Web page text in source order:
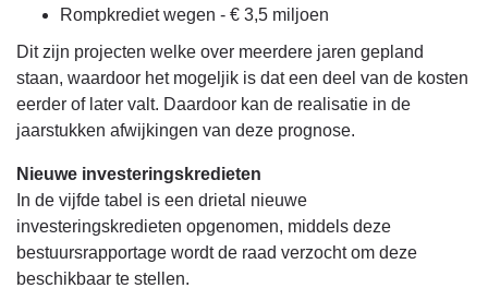
Rompkrediet wegen - € 3,5 miljoen
Dit zijn projecten welke over meerdere jaren gepland
staan, waardoor het mogeljik is dat een deel van de kosten
eerder of later valt. Daardoor kan de realisatie in de
jaarstukken afwijkingen van deze prognose.
Nieuwe investeringskredieten
In de vijfde tabel is een drietal nieuwe
investeringskredieten opgenomen, middels deze
bestuursrapportage wordt de raad verzocht om deze
beschikbaar te stellen.